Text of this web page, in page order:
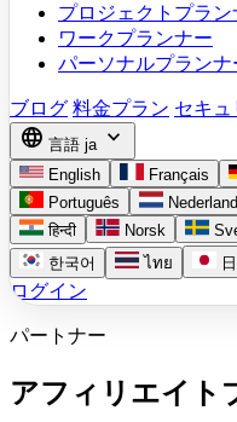
プロジェクトプラン
ワークプランナー
パーソナルプランナ
ブログ 料金プラン セキュ
language 言語 ja expand_more
English Français
Português
हिन्दी
Norsk
한국어
ไทย
ログイン
パートナー
アフィリエイト